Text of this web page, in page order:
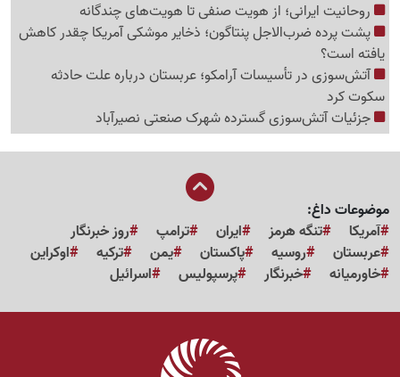
روحانیت ایرانی؛ از هویت صنفی تا هویت‌های چندگانه
پشت پرده ضرب‌الاجل پنتاگون؛ ذخایر موشکی آمریکا چقدر کاهش
یافته است؟
آتش‌سوزی در تأسیسات آرامکو؛ عربستان درباره علت حادثه
سکوت کرد
جزئیات آتش‌سوزی گسترده شهرک صنعتی نصیرآباد
موضوعات داغ:
آمریکا
تنگه هرمز ایران ترامپ
روز خبرنگار
عربستان
روسیه پاکستان یمن ترکیه
اوکراین
خاورمیانه
خبرنگار پرسپولیس اسرائیل